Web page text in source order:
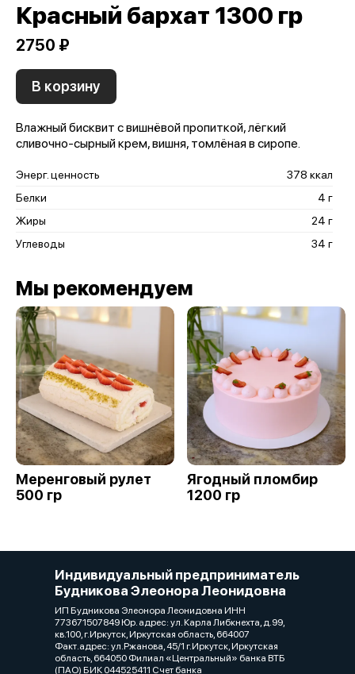
Красный бархат 1300 гр
2750 ₽
В корзину
Влажный бисквит с вишнёвой пропиткой, лёгкий
сливочно-сырный крем, вишня, томлёная в сиропе.
Энерг. ценность
378 ккал
Белки
4 г
Жиры
24 г
Углеводы
34 г
Мы рекомендуем
Меренговый рулет
500 гр
Ягодный пломбир
1200 гр
Индивидуальный предприниматель
Будникова Элеонора Леонидовна
ИП Будникова Элеонора Леонидовна ИНН
773671507849 Юр. адрес: ул. Карла Либкнехта, д.99,
кв.100, г.Иркутск, Иркутская область, 664007
Факт.адрес: ул.Ржанова, 45/1 г.Иркутск, Иркутская
область, 664050 Филиал «Центральный» банка ВТБ
(ПАО) БИК 044525411 Счет банка